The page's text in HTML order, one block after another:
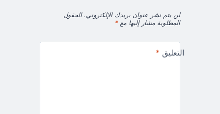
لن يتم نشر عنوان بريدك الإلكتروني. الحقول
المطلوبة مشار إليها مع*
التعليق *